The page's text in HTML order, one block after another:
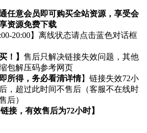
任意会员即可购买全站资源，享受会
资源免费下载
:00-20:00】离线状态请点击蓝色对话框
！】 售后只解决链接失效问题，其他
包解压码参考网页
所得，务必看清详情】链接失效72小
，超过此时间不售后（客服不在线时
后）
接，有效售后为72小时】